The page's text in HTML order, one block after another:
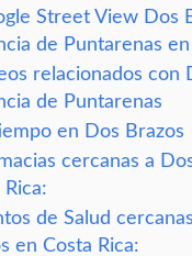
Street View Dos
de Puntarenas
relacionados con
de Puntarenas
en Dos Brazos
cercanas a
Rica:
de Salud
en Costa Rica: